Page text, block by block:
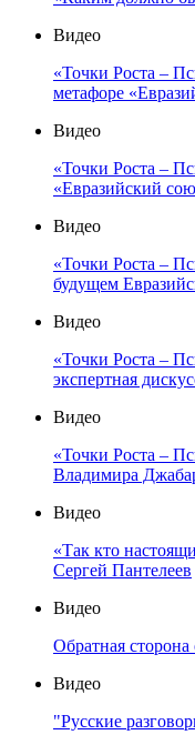
Видео
«Точки Роста –
метафоре
Видео
«Точки Роста –
«Евразийский
Видео
«Точки Роста –
будущем
Видео
«Точки Роста –
экспертная
Видео
«Точки Роста –
Владимира
Видео
«Так кто
Сергей Пантелеев
Видео
Обратная
Видео
"Русские